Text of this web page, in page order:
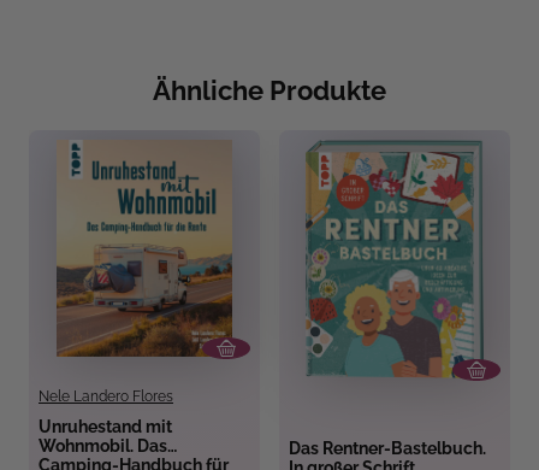
Ähnliche Produkte
Nele Landero Flores
Unruhestand mit
Wohnmobil. Das
Camping-Handbuch für
Das Rentner-Bastelbuch.